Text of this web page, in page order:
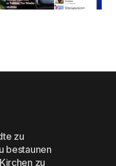
zu
bestaunen
zu